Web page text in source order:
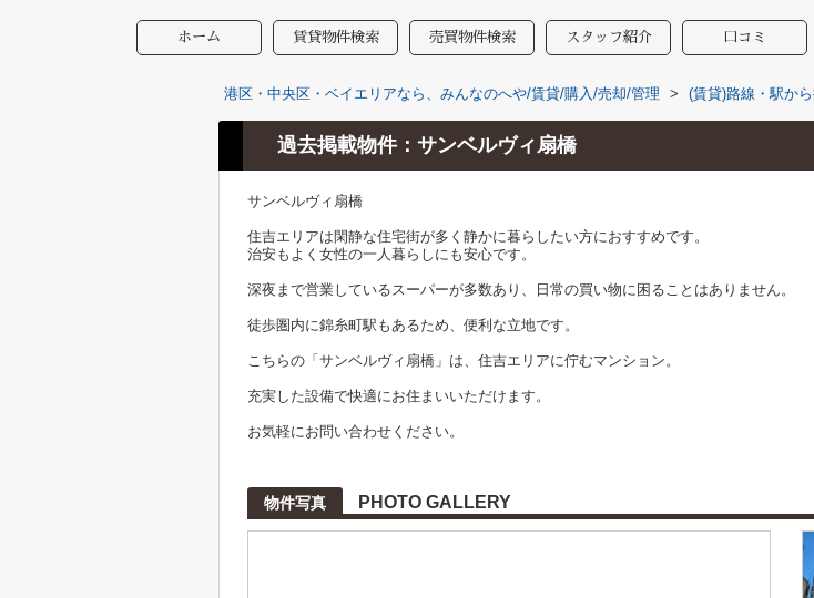
ホーム 賃貸物件検索 売買物件検索 スタッフ紹介 口コミ
港区・中央区・ベイエリアなら、みんなのへや/賃貸/購入/売却/管理 > (賃貸)路線・駅か
過去掲載物件：サンベルヴィ扇橋
サンベルヴィ扇橋
住吉エリアは閑静な住宅街が多く静かに暮らしたい方におすすめです。
治安もよく女性の一人暮らしにも安心です。
深夜まで営業しているスーパーが多数あり、日常の買い物に困ることはありません。
徒歩圏内に錦糸町駅もあるため、便利な立地です。
こちらの「サンベルヴィ扇橋」は、住吉エリアに佇むマンション。
充実した設備で快適にお住まいいただけます。
お気軽にお問い合わせください。
物件写真 PHOTO GALLERY